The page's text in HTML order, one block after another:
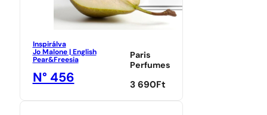
Inspirálva
Jo Malone | English
Pear&Freesia
N° 456
Paris
Perfumes
3 690Ft